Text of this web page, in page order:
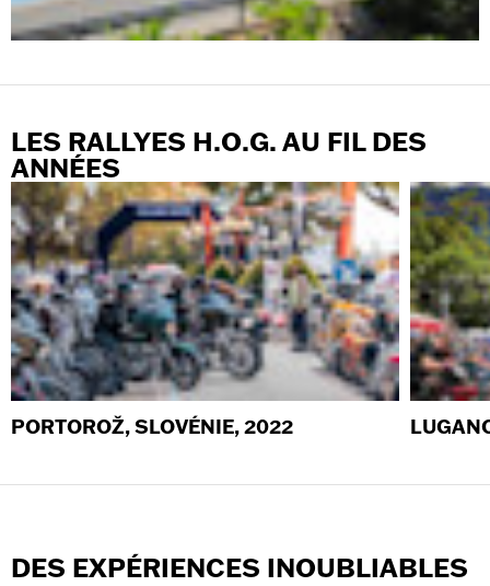
LES RALLYES H.O.G. AU FIL DES
ANNÉES
PORTOROŽ, SLOVÉNIE, 2022
DES EXPÉRIENCES INOUBLIABLES